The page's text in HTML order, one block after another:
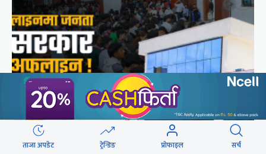
ताजा अपडेट ट्रेन्डिङ प्रोफाइल सर्च